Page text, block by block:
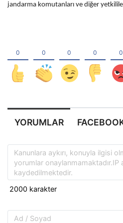
jandarma komutanları ve diğer
YORUMLAR